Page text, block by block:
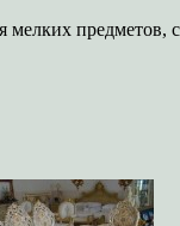
предметов,